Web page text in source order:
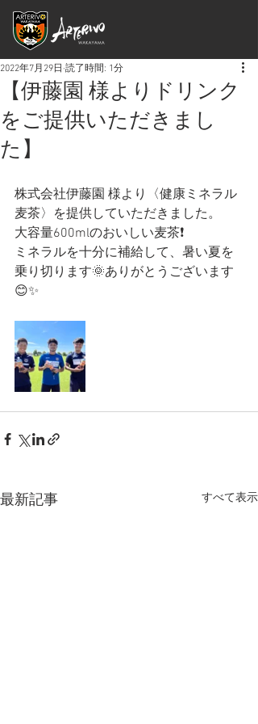
【伊藤園 様よりドリンク
をご提供いただきまし
た】
2022年7月29日 読了時間: 1分
株式会社伊藤園 様より〈健康ミネラル
麦茶〉を提供していただきました。
大容量600mlのおいしい麦茶❗️
ミネラルを十分に補給して、暑い夏を
乗り切ります🌞ありがとうございます
😊✨
最新記事 すべて表示